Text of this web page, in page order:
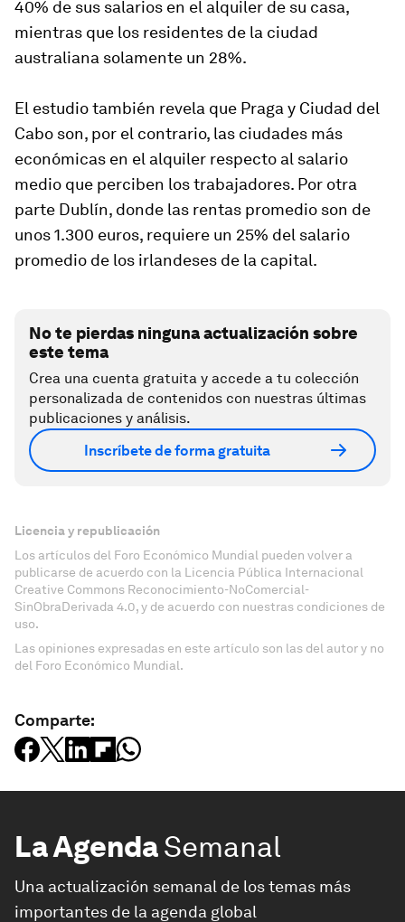
40% de sus salarios en el alquiler de su casa,
mientras que los residentes de la ciudad
australiana solamente un 28%.
El estudio también revela que Praga y Ciudad del
Cabo son, por el contrario, las ciudades más
económicas en el alquiler respecto al salario
medio que perciben los trabajadores. Por otra
parte Dublín, donde las rentas promedio son de
unos 1.300 euros, requiere un 25% del salario
promedio de los irlandeses de la capital.
No te pierdas ninguna actualización sobre
este tema
Crea una cuenta gratuita y accede a tu colección
personalizada de contenidos con nuestras últimas
publicaciones y análisis.
Inscríbete de forma gratuita
Licencia y republicación
Los artículos del Foro Económico Mundial pueden volver a
publicarse de acuerdo con la Licencia Pública Internacional
Creative Commons Reconocimiento-NoComercial-
SinObraDerivada 4.0, y de acuerdo con nuestras condiciones de
uso.
Las opiniones expresadas en este artículo son las del autor y no
del Foro Económico Mundial.
Comparte:
La AgendaSemanal
Una actualización semanal de los temas más
importantes de la agenda global